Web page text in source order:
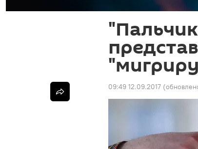
09:49 12.09.2017